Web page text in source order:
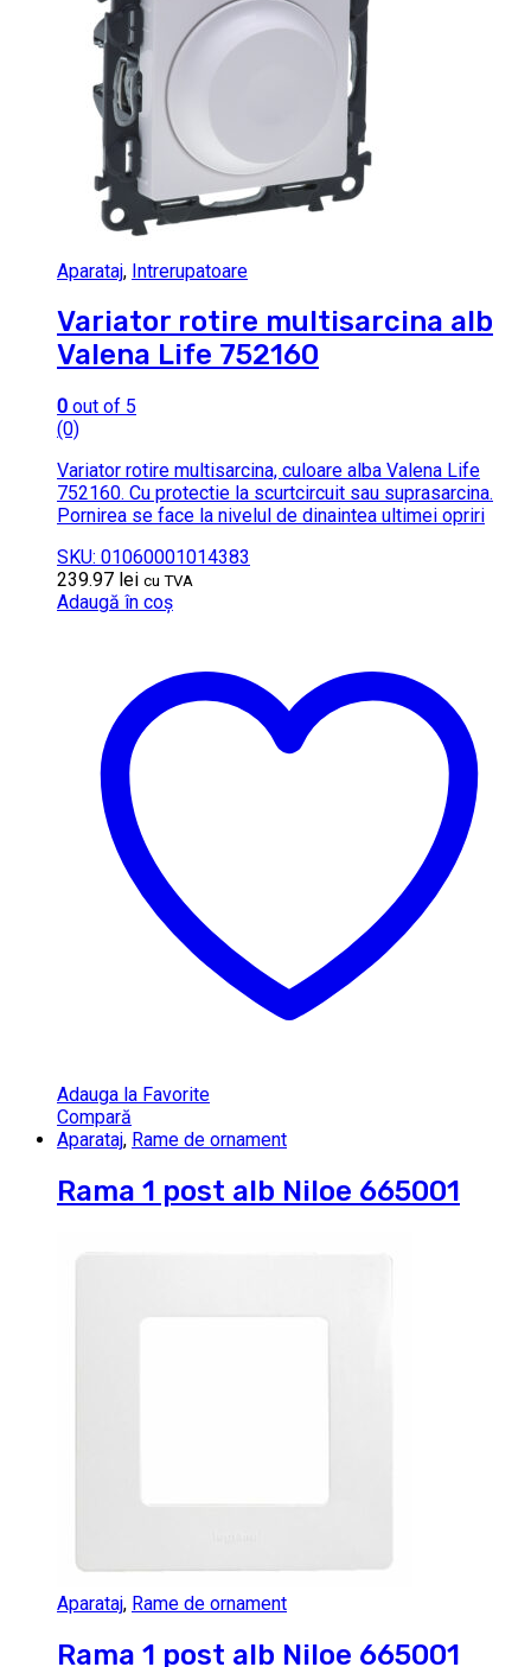
Aparataj, Intrerupatoare
Variator rotire multisarcina alb
Valena Life 752160
0 out of 5
(0)
Variator rotire multisarcina, culoare alba Valena Life
752160. Cu protectie la scurtcircuit sau suprasarcina.
Pornirea se face la nivelul de dinaintea ultimei opriri
SKU: 01060001014383
239.97 lei cu TVA
Adaugă în coș
Adauga la Favorite
Compară
Aparataj, Rame de ornament
Rama 1 post alb Niloe 665001
Aparataj, Rame de ornament
Rama 1 post alb Niloe 665001